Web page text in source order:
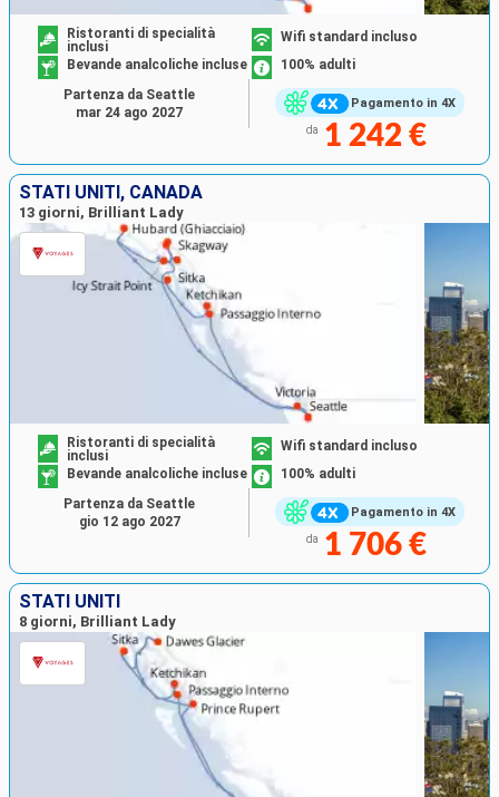
Pagamento in 4X
Ristoranti di specialità
inclusi
Wifi standard incluso
Bevande analcoliche incluse
100% adulti
da 1 242 €
Partenza da Seattle
mar 24 ago 2027
STATI UNITI, CANADA
13 giorni, Brilliant Lady
Pagamento in 4X
Ristoranti di specialità
inclusi
Wifi standard incluso
Bevande analcoliche incluse
100% adulti
da 1 706 €
Partenza da Seattle
gio 12 ago 2027
STATI UNITI
8 giorni, Brilliant Lady